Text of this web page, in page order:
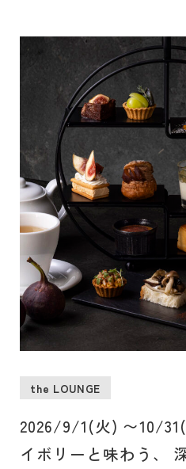
the LOUNGE
2026/9/1(火) 〜10/
イボリーと味わう、